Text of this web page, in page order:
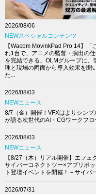
2026/08/06
NEWスペシャルコンテンツ
【Wacom MovinkPad Pro 14】「
れ1台で、アニメの監督・演出の
を完結できる」OLMグループに、
理と現場の両面から導入効果を聞
た...
2026/08/03
NEWニュース
8/7（金）開催！VFXはよりシン
が語る次世代のAI・CGワークフ
2026/08/03
NEWニュース
【8/27（木）リアル開催】エフ
サイバーコネクトツー×アプリボ
ト登壇イベントを開催！－サイバ
2026/07/31